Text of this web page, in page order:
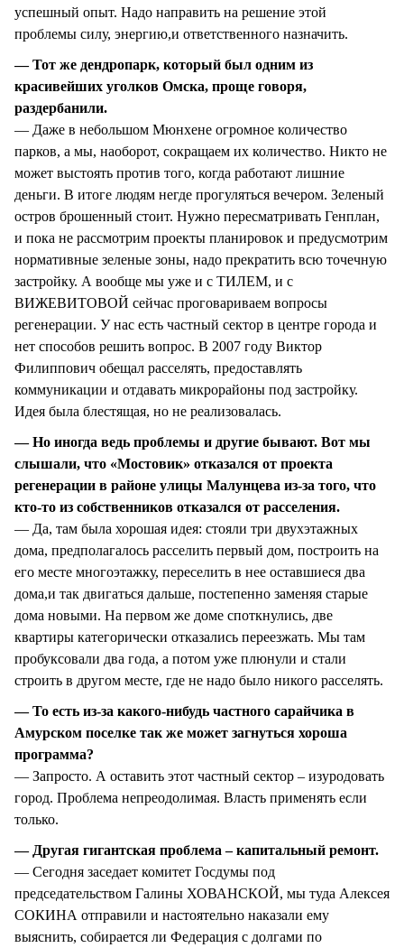
успешный опыт. Надо направить на решение этой
проблемы силу, энергию,и ответственного назначить.
— Тот же дендропарк, который был одним из
красивейших уголков Омска, проще говоря,
раздербанили.
— Даже в небольшом Мюнхене огромное количество
парков, а мы, наоборот, сокращаем их количество. Никто не
может выстоять против того, когда работают лишние
деньги. В итоге людям негде прогуляться вечером. Зеленый
остров брошенный стоит. Нужно пересматривать Генплан,
и пока не рассмотрим проекты планировок и предусмотрим
нормативные зеленые зоны, надо прекратить всю точечную
застройку. А вообще мы уже и с ТИЛЕМ, и с
ВИЖЕВИТОВОЙ сейчас проговариваем вопросы
регенерации. У нас есть частный сектор в центре города и
нет способов решить вопрос. В 2007 году Виктор
Филиппович обещал расселять, предоставлять
коммуникации и отдавать микрорайоны под застройку.
Идея была блестящая, но не реализовалась.
— Но иногда ведь проблемы и другие бывают. Вот мы
слышали, что «Мостовик» отказался от проекта
регенерации в районе улицы Малунцева из-за того, что
кто-то из собственников отказался от расселения.
— Да, там была хорошая идея: стояли три двухэтажных
дома, предполагалось расселить первый дом, построить на
его месте многоэтажку, переселить в нее оставшиеся два
дома,и так двигаться дальше, постепенно заменяя старые
дома новыми. На первом же доме споткнулись, две
квартиры категорически отказались переезжать. Мы там
пробуксовали два года, а потом уже плюнули и стали
строить в другом месте, где не надо было никого расселять.
— То есть из-за какого-нибудь частного сарайчика в
Амурском поселке так же может загнуться хороша
программа?
— Запросто. А оставить этот частный сектор – изуродовать
город. Проблема непреодолимая. Власть применять если
только.
— Другая гигантская проблема – капитальный ремонт.
— Сегодня заседает комитет Госдумы под
председательством Галины ХОВАНСКОЙ, мы туда Алексея
СОКИНА отправили и настоятельно наказали ему
выяснить, собирается ли Федерация с долгами по